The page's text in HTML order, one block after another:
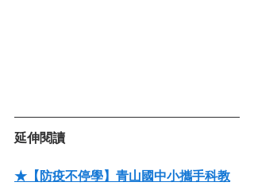
延伸閱讀
★【防疫不停學】青山國中小攜手科教